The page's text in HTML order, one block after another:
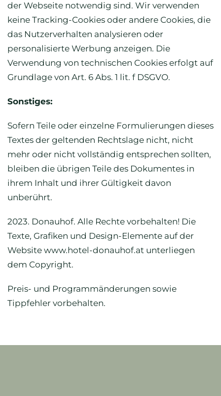
der Webseite notwendig sind. Wir verwenden
keine Tracking-Cookies oder andere Cookies, die
das Nutzerverhalten analysieren oder
personalisierte Werbung anzeigen. Die
Verwendung von technischen Cookies erfolgt auf
Grundlage von Art. 6 Abs. 1 lit. f DSGVO.
Sonstiges:
Sofern Teile oder einzelne Formulierungen dieses
Textes der geltenden Rechtslage nicht, nicht
mehr oder nicht vollständig entsprechen sollten,
bleiben die übrigen Teile des Dokumentes in
ihrem Inhalt und ihrer Gültigkeit davon
unberührt.
2023. Donauhof. Alle Rechte vorbehalten! Die
Texte, Grafiken und Design-Elemente auf der
Website www.hotel-donauhof.at unterliegen
dem Copyright.
Preis- und Programmänderungen sowie
Tippfehler vorbehalten.